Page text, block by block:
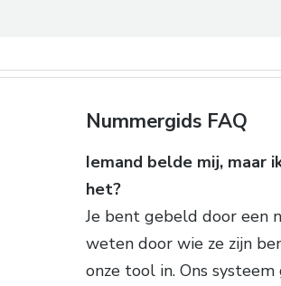
Nummergids FAQ
Iemand belde mij, maar
het?
Je bent gebeld door een
weten door wie ze zijn
onze tool in. Ons